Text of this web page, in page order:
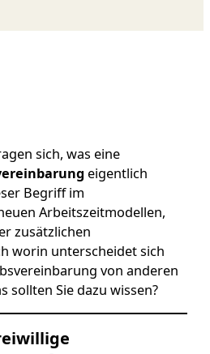
sich, was eine
eigentlich
Begriff im
Arbeitszeitmodellen,
zusätzlichen
worin unterscheidet sich
von anderen
sollten Sie dazu wissen?